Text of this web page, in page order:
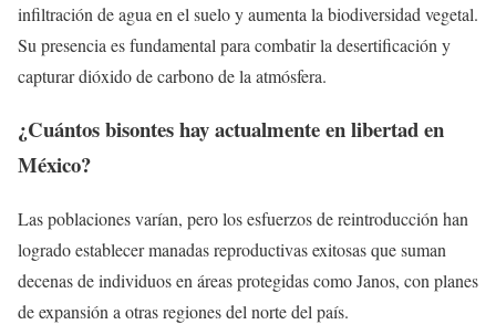
infiltración de agua en el suelo y aumenta la biodiversidad vegetal.
Su presencia es fundamental para combatir la desertificación y
capturar dióxido de carbono de la atmósfera.
¿Cuántos bisontes hay actualmente en libertad en
México?
Las poblaciones varían, pero los esfuerzos de reintroducción han
logrado establecer manadas reproductivas exitosas que suman
decenas de individuos en áreas protegidas como Janos, con planes
de expansión a otras regiones del norte del país.